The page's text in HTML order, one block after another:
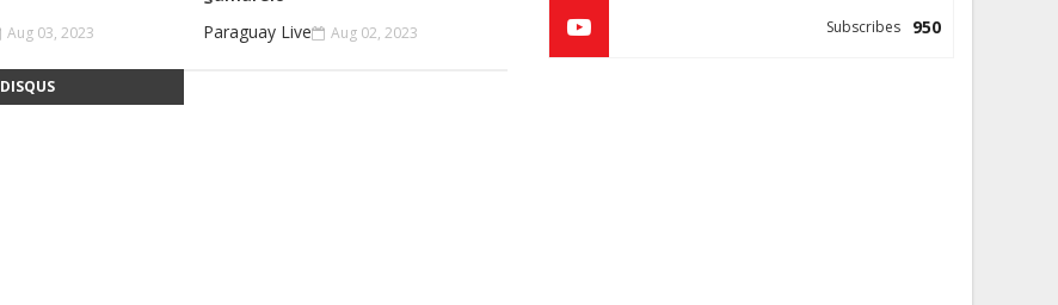
Aug 03, 2023 Paraguay Live Aug 02, 2023
DISQUS
950
Subscribes